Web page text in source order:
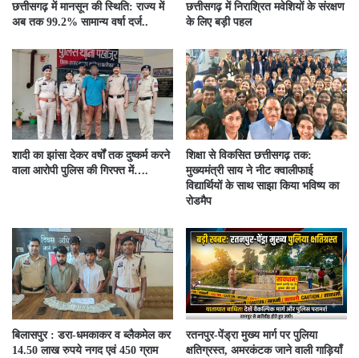
छत्तीसगढ़ में मानसून की स्थिति: राज्य में
अब तक 99.2% सामान्य वर्षा दर्ज..
छत्तीसगढ़ में निराश्रित मवेशियों के संरक्षण
के लिए बड़ी पहल
शादी का झांसा देकर वर्षों तक दुष्कर्म करने
वाला आरोपी पुलिस की गिरफ्त में….
शिक्षा से विकसित छत्तीसगढ़ तक:
मुख्यमंत्री साय ने नीट क्वालीफाई
विद्यार्थियों के साथ साझा किया भविष्य का
रोडमैप
बिलासपुर : डरा-धमकाकर व ब्लैकमेल कर
14.50 लाख रुपये नगद एवं 450 ग्राम
रतनपुर-पेंड्रा मुख्य मार्ग पर पुलिया
क्षतिग्रस्त, अमरकंटक जाने वाली गाड़ियाँ